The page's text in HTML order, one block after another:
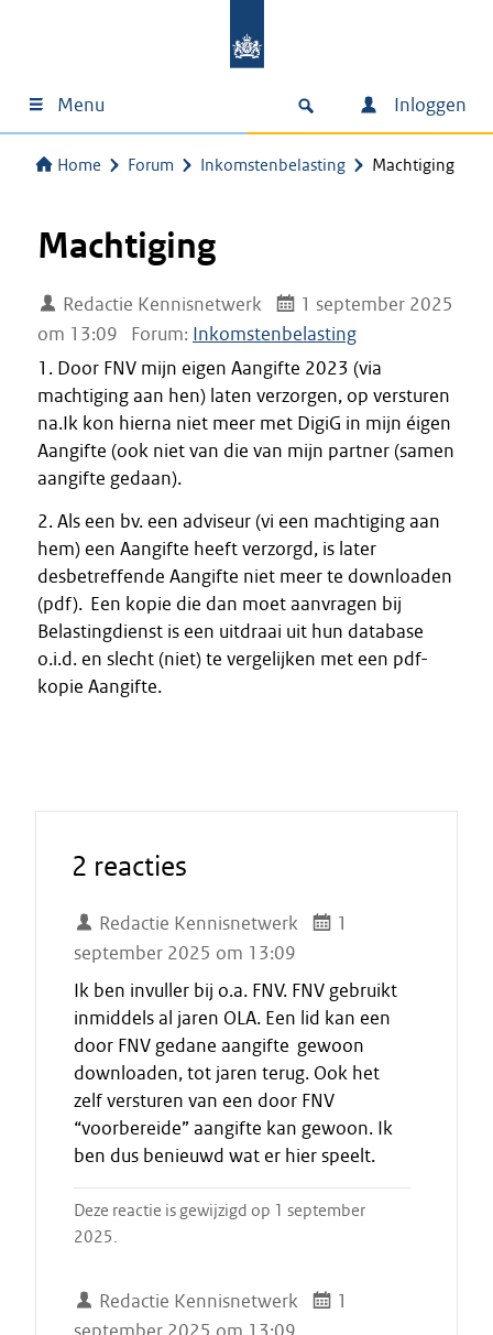
Menu Inloggen
Home Forum Inkomstenbelasting Machtiging
Machtiging
Redactie Kennisnetwerk
1 september 2025
om 13:09
Forum: Inkomstenbelasting
1. Door FNV mijn eigen Aangifte 2023 (via
machtiging aan hen) laten verzorgen, op versturen
na.Ik kon hierna niet meer met DigiG in mijn éigen
Aangifte (ook niet van die van mijn partner (samen
aangifte gedaan).
2. Als een bv. een adviseur (vi een machtiging aan
hem) een Aangifte heeft verzorgd, is later
desbetreffende Aangifte niet meer te downloaden
(pdf). Een kopie die dan moet aanvragen bij
Belastingdienst is een uitdraai uit hun database
o.i.d. en slecht (niet) te vergelijken met een pdf-
kopie Aangifte.
2 reacties
Redactie Kennisnetwerk
1
september 2025 om 13:09
Ik ben invuller bij o.a. FNV. FNV gebruikt
inmiddels al jaren OLA. Een lid kan een
door FNV gedane aangifte gewoon
downloaden, tot jaren terug. Ook het
zelf versturen van een door FNV
“voorbereide” aangifte kan gewoon. Ik
ben dus benieuwd wat er hier speelt.
Deze reactie is gewijzigd op 1 september
2025.
Redactie Kennisnetwerk
1